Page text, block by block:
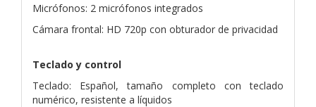
Micrófonos: 2 micrófonos integrados
Cámara frontal: HD 720p con obturador de privacidad
Teclado y control
Teclado: Español, tamaño completo con teclado
numérico, resistente a líquidos